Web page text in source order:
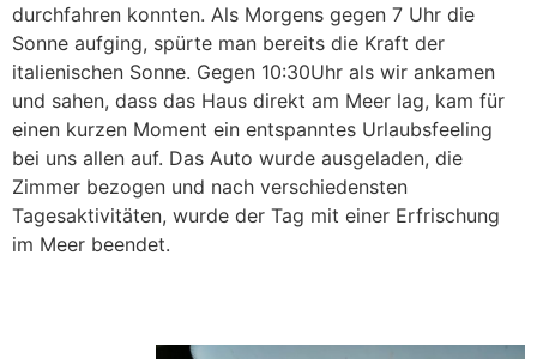
durchfahren konnten. Als Morgens gegen 7 Uhr die
Sonne aufging, spürte man bereits die Kraft der
italienischen Sonne. Gegen 10:30Uhr als wir ankamen
und sahen, dass das Haus direkt am Meer lag, kam für
einen kurzen Moment ein entspanntes Urlaubsfeeling
bei uns allen auf. Das Auto wurde ausgeladen, die
Zimmer bezogen und nach verschiedensten
Tagesaktivitäten, wurde der Tag mit einer Erfrischung
im Meer beendet.